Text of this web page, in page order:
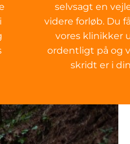
selvsagt en
videre forløb. Du
vores klinikker
ordentligt på og
skridt er i